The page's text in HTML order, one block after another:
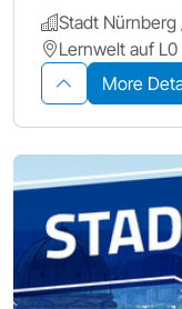
Stadt
Lernwelt auf
More